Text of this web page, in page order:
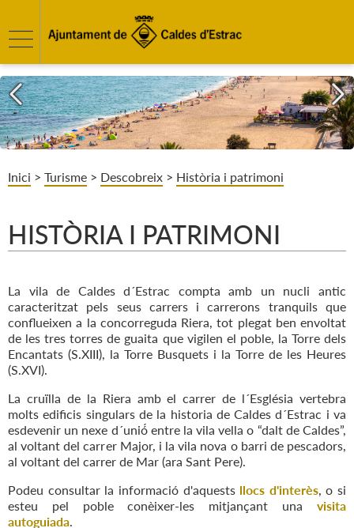
Inici > Turisme > Descobreix > Història i patrimoni
HISTÒRIA I PATRIMONI
La vila de Caldes d´Estrac compta amb un nucli antic
caracteritzat pels seus carrers i carrerons tranquils que
conflueixen a la concorreguda Riera, tot plegat ben envoltat
de les tres torres de guaita que vigilen el poble, la Torre dels
Encantats (S.XIII), la Torre Busquets i la Torre de les Heures
(S.XVI).
La cruïlla de la Riera amb el carrer de l´Església vertebra
molts edificis singulars de la historia de Caldes d´Estrac i va
esdevenir un nexe d´unió́ entre la vila vella o “dalt de Caldes”,
al voltant del carrer Major, i la vila nova o barri de pescadors,
al voltant del carrer de Mar (ara Sant Pere).
Podeu consultar la informació d'aquests llocs d'interès, o si
esteu pel poble conèixer-les mitjançant una visita
autoguiada.